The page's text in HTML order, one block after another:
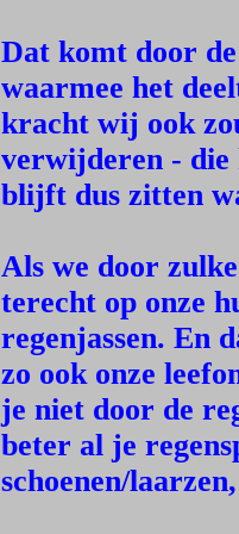
Dat komt door
waarmee het
kracht wij ook
verwijderen - die
blijft dus zitten
Als we door
terecht op onze
regenjassen. En
zo ook onze
je niet door de
beter al je
schoenen/